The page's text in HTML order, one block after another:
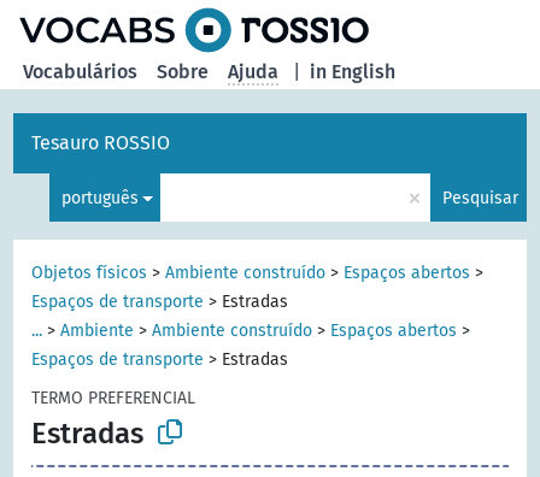
in English
Vocabulários Sobre Ajuda
Tesauro ROSSIO
português × Pesquisar
Objetos físicos >Ambiente construído > Espaços abertos >
Espaços de transporte > Estradas
... >Ambiente >Ambiente construído > Espaços abertos >
Espaços de transporte > Estradas
TERMO PREFERENCIAL
Estradas